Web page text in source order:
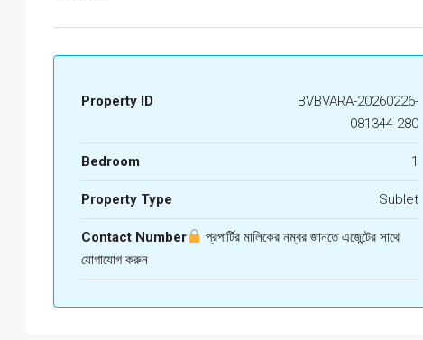
Property ID
BVBVARA-20260226-
081344-280
Bedroom 1
Property Type Sublet
Contact Number
প্রপার্টির মালিকের নম্বর জানতে এজেন্টের সাথে
যোগাযোগ করুন